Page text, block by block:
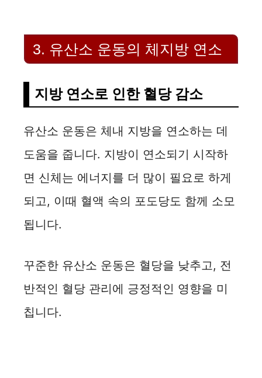
V
i
d
e
o
3. 유산소 운동의 체지방 연소
지방 연소로 인한 혈당 감소
유산소 운동은 체내 지방을 연소하는 데
도움을 줍니다. 지방이 연소되기 시작하
면 신체는 에너지를 더 많이 필요로 하게
되고, 이때 혈액 속의 포도당도 함께 소모
됩니다.
꾸준한 유산소 운동은 혈당을 낮추고, 전
반적인 혈당 관리에 긍정적인 영향을 미
칩니다.